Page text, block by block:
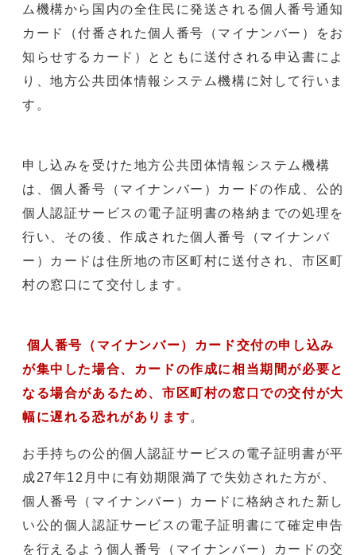
ム機構から国内の全住民に発送される個人番号通知
カード（付番された個人番号（マイナンバー）をお
知らせするカード）とともに送付される申込書によ
り、地方公共団体情報システム機構に対して行いま
す。
申し込みを受けた地方公共団体情報システム機構
は、個人番号（マイナンバー）カードの作成、公的
個人認証サービスの電子証明書の格納までの処理を
行い、その後、作成された個人番号（マイナンバ
ー）カードは住所地の市区町村に送付され、市区町
村の窓口にて交付します。
個人番号（マイナンバー）カード交付の申し込み
が集中した場合、カードの作成に相当期間が必要と
なる場合があるため、市区町村の窓口での交付が大
幅に遅れる恐れがあります。
お手持ちの公的個人認証サービスの電子証明書が平
成27年12月中に有効期限満了で失効された方が、
個人番号（マイナンバー）カードに格納された新し
い公的個人認証サービスの電子証明書にて確定申告
を行えるよう個人番号（マイナンバー）カードの交